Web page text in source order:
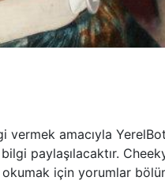
vermek amacıyla
paylaşılacaktır.
için yorumlar